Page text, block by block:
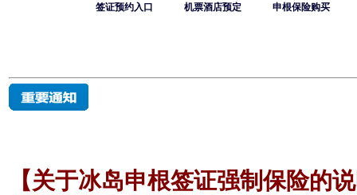
签证预约入口 机票酒店预定 申根保险购买
【关于冰岛申根签证强制保险的